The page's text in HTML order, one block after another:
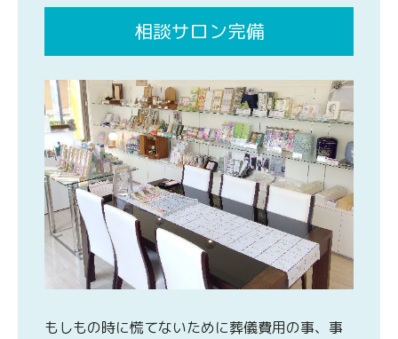
相談サロン完備
もしもの時に慌てないために葬儀費用の事、事